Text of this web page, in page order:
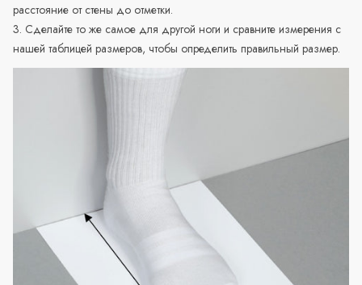
расстояние от стены до отметки.
3. Сделайте то же самое для другой ноги и сравните измерения с
нашей таблицей размеров, чтобы определить правильный размер.